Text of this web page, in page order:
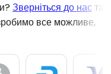
Зверніться до наста
все можливе,